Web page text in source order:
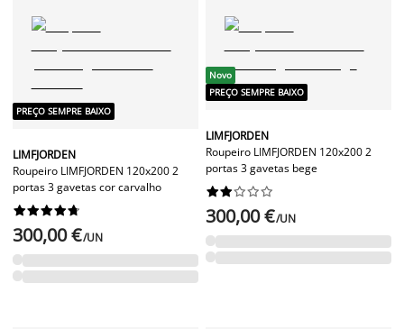
PREÇO SEMPRE BAIXO
LIMFJORDEN
Roupeiro LIMFJORDEN 120x200 2
portas 3 gavetas cor carvalho






300,00 €/UN
Novo
PREÇO SEMPRE BAIXO
LIMFJORDEN
Roupeiro LIMFJORDEN 120x200 2
portas 3 gavetas bege






300,00 €/UN